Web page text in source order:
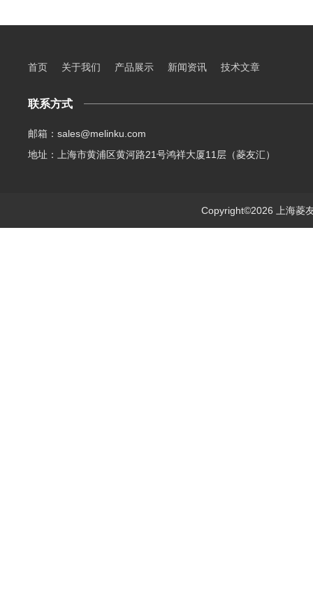
首页 关于我们 产品展示 新闻资讯 技术文章
联系方式
邮箱：sales@melinku.com
地址：上海市黄浦区黄河路21号鸿祥大厦11层（菱友汇）
Copyright©2026 上海菱